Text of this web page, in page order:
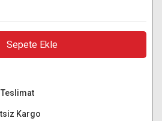
Sepete Ekle
Teslimat
Kargo